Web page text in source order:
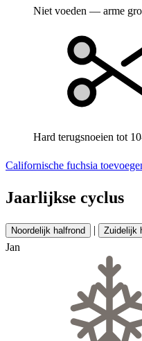
Niet voeden — arme
Hard terugsnoeien tot
Californische fuchsia
Jaarlijkse cyclus
Noordelijk halfrond | Zuidelijk
Jan